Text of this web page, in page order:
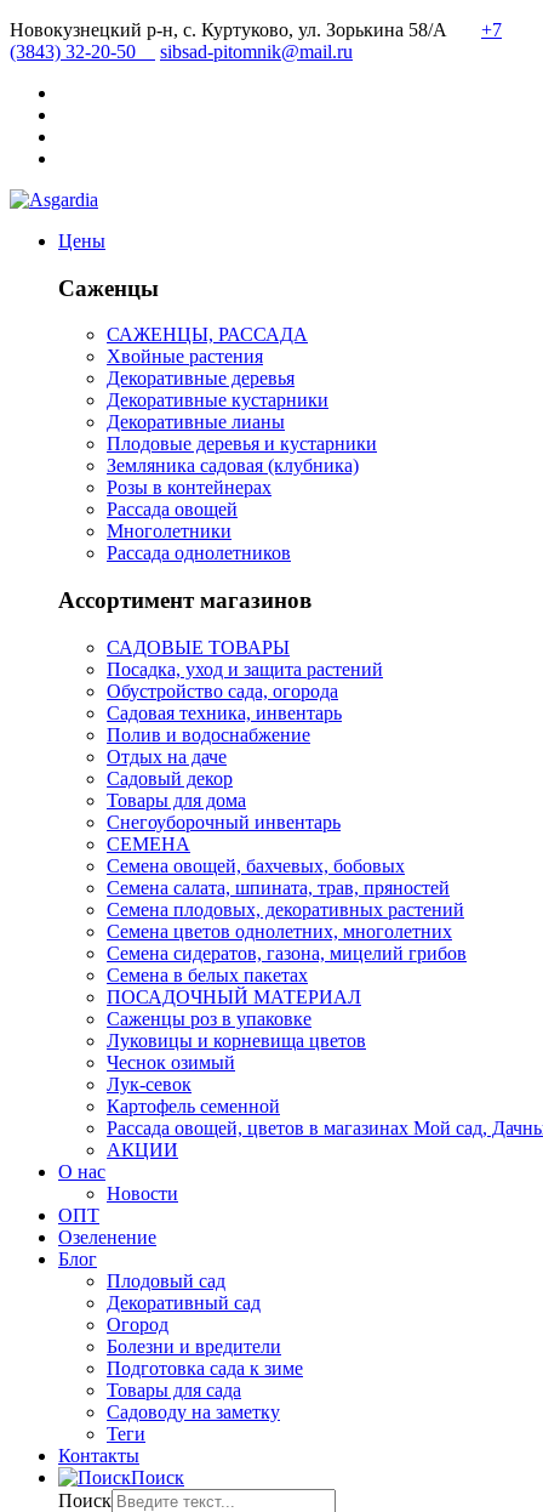
Новокузнецкий р-н, с. Куртуково, ул. Зорькина 58/А
+7
(3843) 32-20-50
sibsad-pitomnik@mail.ru
Цены
Саженцы
САЖЕНЦЫ, РАССАДА
Хвойные растения
Декоративные деревья
Декоративные кустарники
Декоративные лианы
Плодовые деревья и кустарники
Земляника садовая (клубника)
Розы в контейнерах
Рассада овощей
Многолетники
Рассада однолетников
Ассортимент магазинов
САДОВЫЕ ТОВАРЫ
Посадка, уход и защита растений
Обустройство сада, огорода
Садовая техника, инвентарь
Полив и водоснабжение
Отдых на даче
Садовый декор
Товары для дома
Снегоуборочный инвентарь
СЕМЕНА
Семена овощей, бахчевых, бобовых
Семена салата, шпината, трав, пряностей
Семена плодовых, декоративных растений
Семена цветов однолетних, многолетних
Семена сидератов, газона, мицелий грибов
Семена в белых пакетах
ПОСАДОЧНЫЙ МАТЕРИАЛ
Саженцы роз в упаковке
Луковицы и корневища цветов
Чеснок озимый
Лук-севок
Картофель семенной
Рассада овощей, цветов в магазинах Мой сад,
АКЦИИ
О нас
Новости
ОПТ
Озеленение
Блог
Плодовый сад
Декоративный сад
Огород
Болезни и вредители
Подготовка сада к зиме
Товары для сада
Садоводу на заметку
Теги
Контакты
Поиск
Поиск